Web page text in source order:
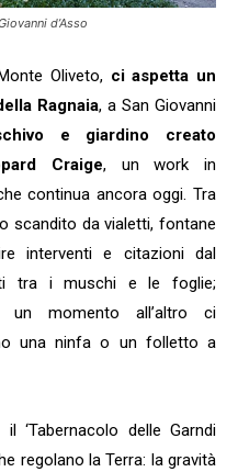
d’Asso
Oliveto, ci aspetta un
Ragnaia, a San Giovanni
e giardino creato
Craige, un work in
continua ancora oggi. Tra
scandito da vialetti, fontane
interventi e citazioni dal
tra i muschi e le foglie;
un momento all’altro ci
una ninfa o un folletto a
‘Tabernacolo delle Garndi
regolano la Terra: la gravità